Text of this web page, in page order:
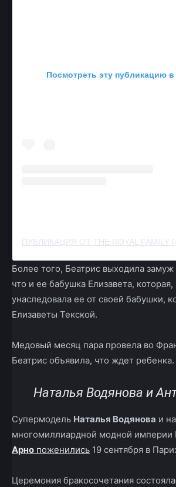
Посмотреть эту публикацию
Более того, Беатрис выходила
что и ее бабушка Елизавета,
унаследовала ее от своей бабушки,
Елизаветы Текской.
Медовый месяц пара провела во
Беатрис объявила, что ждет ребенка.
Наталья Водянова и
Супермодель Наталья Водянова и
многомиллиардной модной империи
Арно поженились 19 сентября в
Церемония бракосочетания